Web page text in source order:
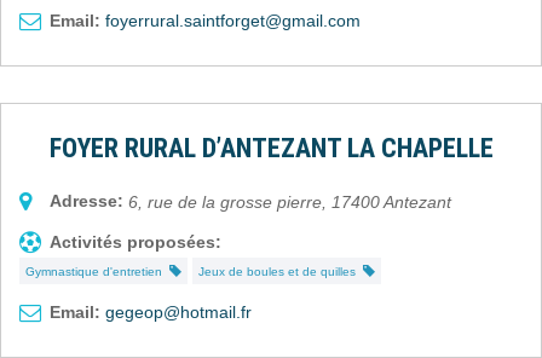
Email: foyerrural.saintforget@gmail.com
FOYER RURAL D’ANTEZANT LA CHAPELLE
Adresse: 6, rue de la grosse pierre 17400Antezant
Activités proposées:
Gymnastique d'entretien Jeux de boules et de quilles
Email: gegeop@hotmail.fr